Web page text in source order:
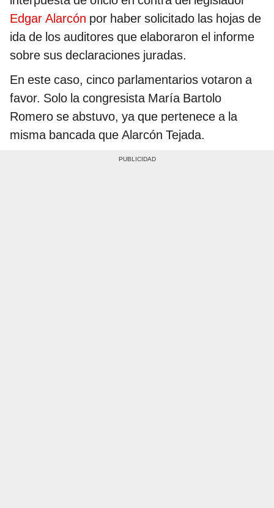
Edgar Alarcón por haber solicitado las hojas de
ida de los auditores que elaboraron el informe
sobre sus declaraciones juradas.
En este caso, cinco parlamentarios votaron a
favor. Solo la congresista María Bartolo
Romero se abstuvo, ya que pertenece a la
misma bancada que Alarcón Tejada.